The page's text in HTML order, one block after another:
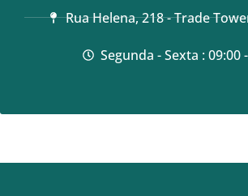
Rua Helena, 218 - Trade
Segunda - Sexta : 09:00